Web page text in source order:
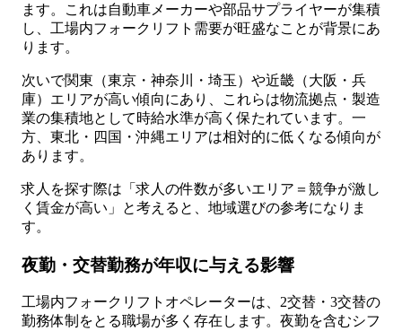
ます。これは自動車メーカーや部品サプライヤーが集積
し、工場内フォークリフト需要が旺盛なことが背景にあ
ります。
次いで関東（東京・神奈川・埼玉）や近畿（大阪・兵
庫）エリアが高い傾向にあり、これらは物流拠点・製造
業の集積地として時給水準が高く保たれています。一
方、東北・四国・沖縄エリアは相対的に低くなる傾向が
あります。
求人を探す際は「求人の件数が多いエリア＝競争が激し
く賃金が高い」と考えると、地域選びの参考になりま
す。
夜勤・交替勤務が年収に与える影響
工場内フォークリフトオペレーターは、2交替・3交替の
勤務体制をとる職場が多く存在します。夜勤を含むシフ